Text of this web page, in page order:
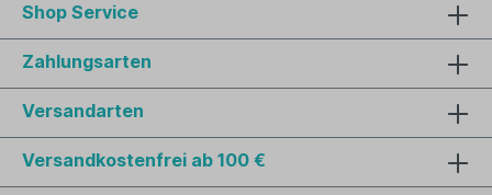
Shop Service
Zahlungsarten
Versandarten
Versandkostenfrei ab 100 €